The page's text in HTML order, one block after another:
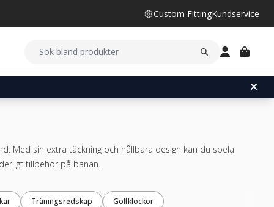
Custom FittingKundservice
Med sin extra täckning och hållbara design kan du spela
tillbehör på banan.
Träningsredskap Golfklockor